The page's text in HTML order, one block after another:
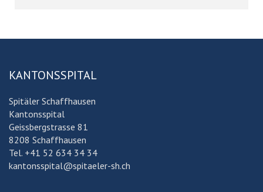
KANTONSSPITAL
Spitäler Schaffhausen
Kantonsspital
Geissbergstrasse 81
8208 Schaffhausen
Tel. +41 52 634 34 34
kantonsspital@spitaeler-sh.ch